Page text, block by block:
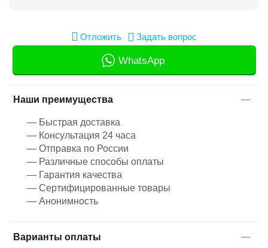
Отложить Задать вопрос
WhatsApp
Наши преимущества
— Быстрая доставка
— Консультация 24 часа
— Отправка по России
— Различные способы оплаты
— Гарантия качества
— Сертифицированные товары
— Анонимность
Варианты оплаты